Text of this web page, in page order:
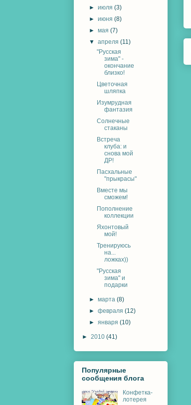
►июля(3)
►июня(8)
►мая(7)
▼апреля(11)
"Русская
зима" -
окончание
близко!
Цветочная
шляпка
Изумрудная
фантазия
Солнечные
стаканы
Встреча
клуба: и
снова мой
ДР!
Пасхальные
"прыкрасы"
Вместе мы
сможем!
Пополнение
коллекции
Яхонтовый
мой!
Тренируюсь
на...
ложках))
"Русская
зима" и
подарки
►марта(8)
►февраля(12)
►января(10)
► 2010 (41)
Популярные
сообщения блога
Конфетка-
лотерея